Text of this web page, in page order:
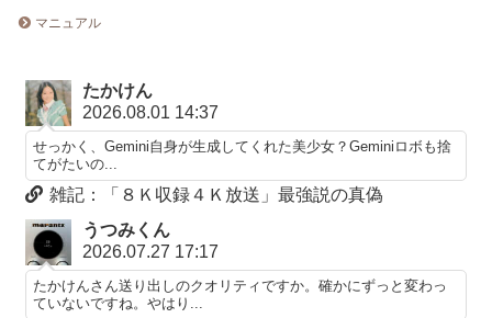
マニュアル
たかけん
2026.08.01 14:37
せっかく、Gemini自身が生成してくれた美少女？Geminiロボも捨
てがたいの...
雑記：「８Ｋ収録４Ｋ放送」最強説の真偽
うつみくん
2026.07.27 17:17
たかけんさん送り出しのクオリティですか。確かにずっと変わっ
ていないですね。やはり...